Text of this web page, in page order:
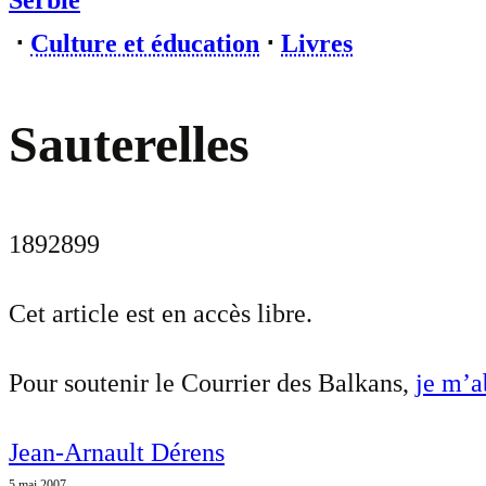
⋅ Culture et éducation ⋅ Livres
Sauterelles
1892899
Cet article est en accès libre.
Pour soutenir le Courrier des Balkans, je
Jean-Arnault Dérens